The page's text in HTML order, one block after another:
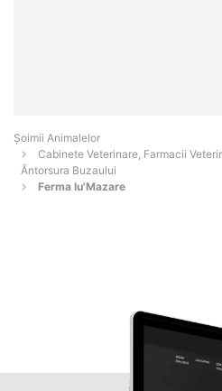
Şoimii Animalelor
Cabinete Veterinare, Farmacii
Ântorsura Buzaului
Ferma lu'Mazare